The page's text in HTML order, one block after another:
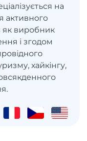
на
активного
як виробник
і згодом
хайкінгу,